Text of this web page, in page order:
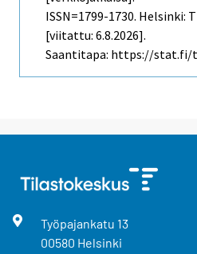
ISSN=1799-1730. Helsinki:
[viitattu: 6.8.2026].
Saantitapa: https://
Työpajankatu 13
00580 Helsinki